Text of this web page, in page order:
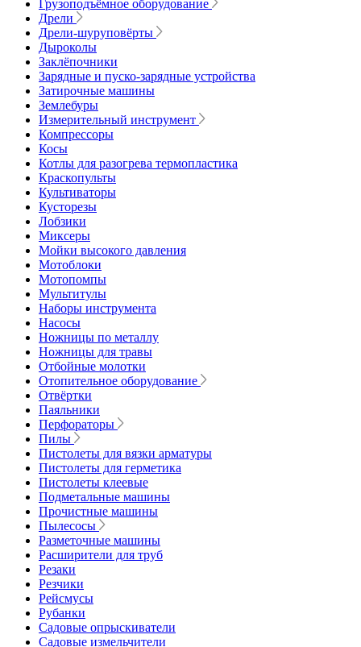
Грузоподъёмное оборудование
Дрели
Дрели-шуруповёрты
Дыроколы
Заклёпочники
Зарядные и пуско-зарядные устройства
Затирочные машины
Землебуры
Измерительный инструмент
Компрессоры
Косы
Котлы для разогрева термопластика
Краскопульты
Культиваторы
Кусторезы
Лобзики
Миксеры
Мойки высокого давления
Мотоблоки
Мотопомпы
Мультитулы
Наборы инструмента
Насосы
Ножницы по металлу
Ножницы для травы
Отбойные молотки
Отопительное оборудование
Отвёртки
Паяльники
Перфораторы
Пилы
Пистолеты для вязки арматуры
Пистолеты для герметика
Пистолеты клеевые
Подметальные машины
Прочистные машины
Пылесосы
Разметочные машины
Расширители для труб
Резаки
Резчики
Рейсмусы
Рубанки
Садовые опрыскиватели
Садовые измельчители